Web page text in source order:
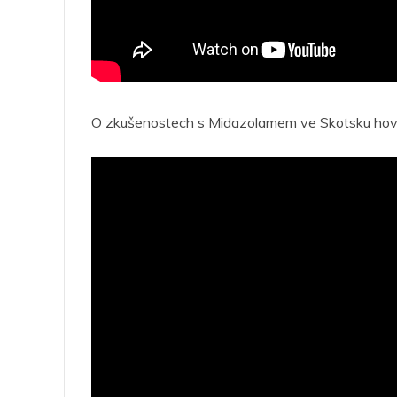
O zkušenostech s Midazolamem ve Skotsku